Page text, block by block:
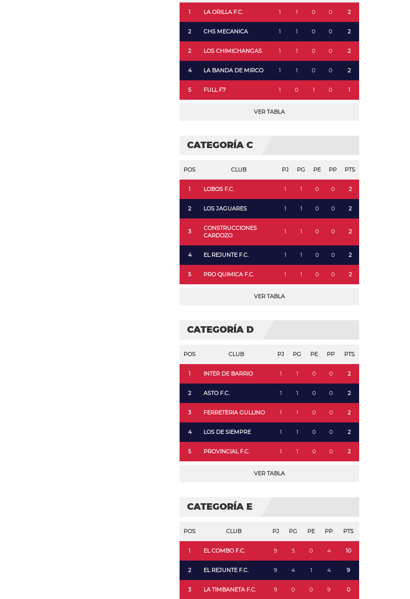
1 LA ORILLA F.C. 1 1 0 0 2
2 CHS MECANICA 1 1 0 0 2
2 LOS CHIMICHANGAS 1 1 0 0 2
4 LA BANDA DE MIRCO 1 1 0 0 2
5 FULL F7 1 0 1 0 1
VER TABLA
CATEGORÍA C
POS CLUB PJ PG PE PP PTS
1 LOBOS F.C. 1 1 0 0 2
2 LOS JAGUARES 1 1 0 0 2
3
CONSTRUCCIONES
CARDOZO
1 1 0 0 2
4 EL REJUNTE F.C. 1 1 0 0 2
5 PRO QUIMICA F.C. 1 1 0 0 2
VER TABLA
CATEGORÍA D
POS CLUB PJ PG PE PP PTS
1 INTER DE BARRIO 1 1 0 0 2
2 ASTO F.C. 1 1 0 0 2
3 FERRETERIA GULLINO 1 1 0 0 2
4 LOS DE SIEMPRE 1 1 0 0 2
5 PROVINCIAL F.C. 1 1 0 0 2
VER TABLA
CATEGORÍA E
POS CLUB PJ PG PE PP PTS
1 EL COMBO F.C. 9 5 0 4 10
2 EL REJUNTE F.C. 9 4 1 4 9
3 LA TIMBANETA F.C. 9 0 0 9 0